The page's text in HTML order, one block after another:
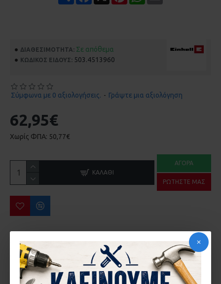
ΔΙΑΘΕΣΙΜΌΤΗΤΑ: Σε απόθεμα
ΚΩΔΙΚΌΣ ΕΊΔΟΥΣ: 503.4513960
Σύμφωνα με 0 αξιολογήσεις. - Γράψτε μια αξιολόγηση
62,95€
Χωρίς ΦΠΑ: 50,77€
ΚΑΛΆΘΙ
ΑΓΟΡΆ
ΡΩΤΉΣΤΕ ΜΑΣ
ΠΕΡΙΣΣΌΤΕΡΑ ΑΠΌ ΤΗΝ ΙΔΙΑ ΜΆΡΚΑ
HΛΕΚΤΡΙΚΟ ΨΑΛΙΔΙ ΜΠΟΡΝΤΟΥΡΑΣ 650W GΕ-EH 6560 EINHELL 3403330
104,70€ 72,73€